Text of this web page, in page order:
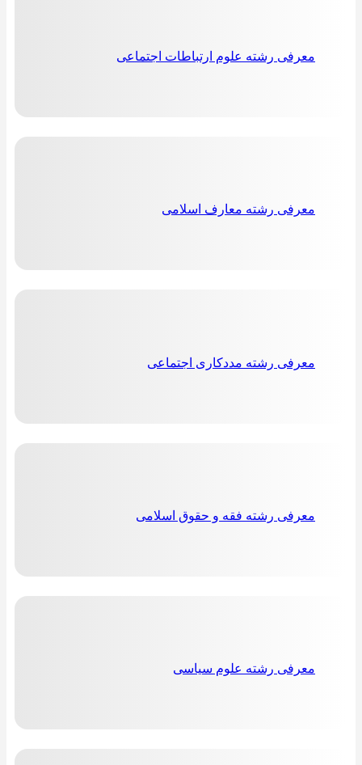
معرفی رشته علوم ارتباطات اجتماعی
معرفی رشته معارف اسلامی
معرفی رشته مددکاری اجتماعی
معرفی رشته فقه و حقوق اسلامی
معرفی رشته علوم سیاسی